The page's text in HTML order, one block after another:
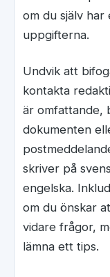
om du själv har
uppgifterna.
Undvik att
kontakta
är omfattande,
dokumenten
skriver på
engelska.
om du önskar
vidare frågor,
lämna ett tips.